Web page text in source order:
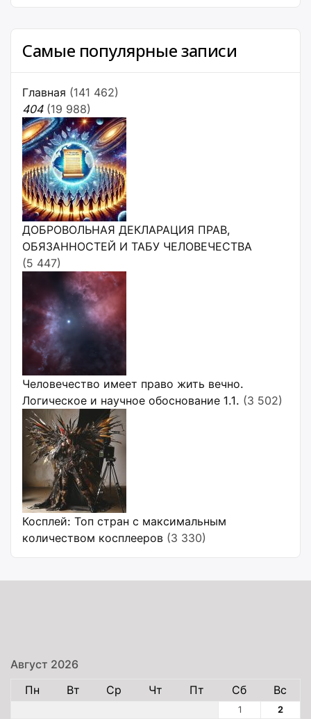
Самые популярные записи
Главная (141 462)
404 (19 988)
ДОБРОВОЛЬНАЯ ДЕКЛАРАЦИЯ ПРАВ,
ОБЯЗАННОСТЕЙ И ТАБУ ЧЕЛОВЕЧЕСТВА
(5 447)
Человечество имеет право жить вечно.
Логическое и научное обоснование 1.1. (3 502)
Косплей: Топ стран с максимальным
количеством косплееров (3 330)
Август 2026
Пн
Вт Ср Чт Пт Сб Вс
1
2